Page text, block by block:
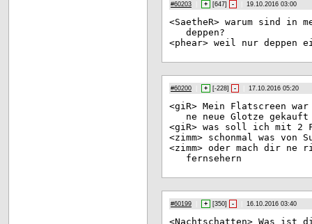
#60203 + [647] - 19.10.2016 03:00
<SaetheR> warum sind in
deppen?
<phear> weil nur deppen
#60200 + [-228] - 17.10.2016 05:20
<giR> Mein Flatscreen
ne neue Glotze
<giR> was soll ich mit 2
<zimm> schonmal was von
<zimm> oder mach dir ne
fernsehern
#60199 + [350] - 16.10.2016 03:40
<Nachtschatten> Was ist